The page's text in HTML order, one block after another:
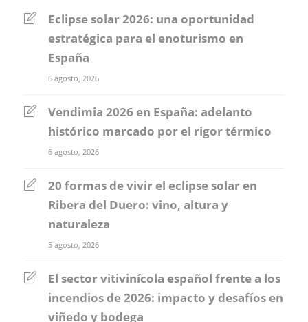
Eclipse solar 2026: una oportunidad
estratégica para el enoturismo en
España
6 agosto, 2026
Vendimia 2026 en España: adelanto
histórico marcado por el rigor térmico
6 agosto, 2026
20 formas de vivir el eclipse solar en
Ribera del Duero: vino, altura y
naturaleza
5 agosto, 2026
El sector vitivinícola español frente a los
incendios de 2026: impacto y desafíos en
viñedo y bodega